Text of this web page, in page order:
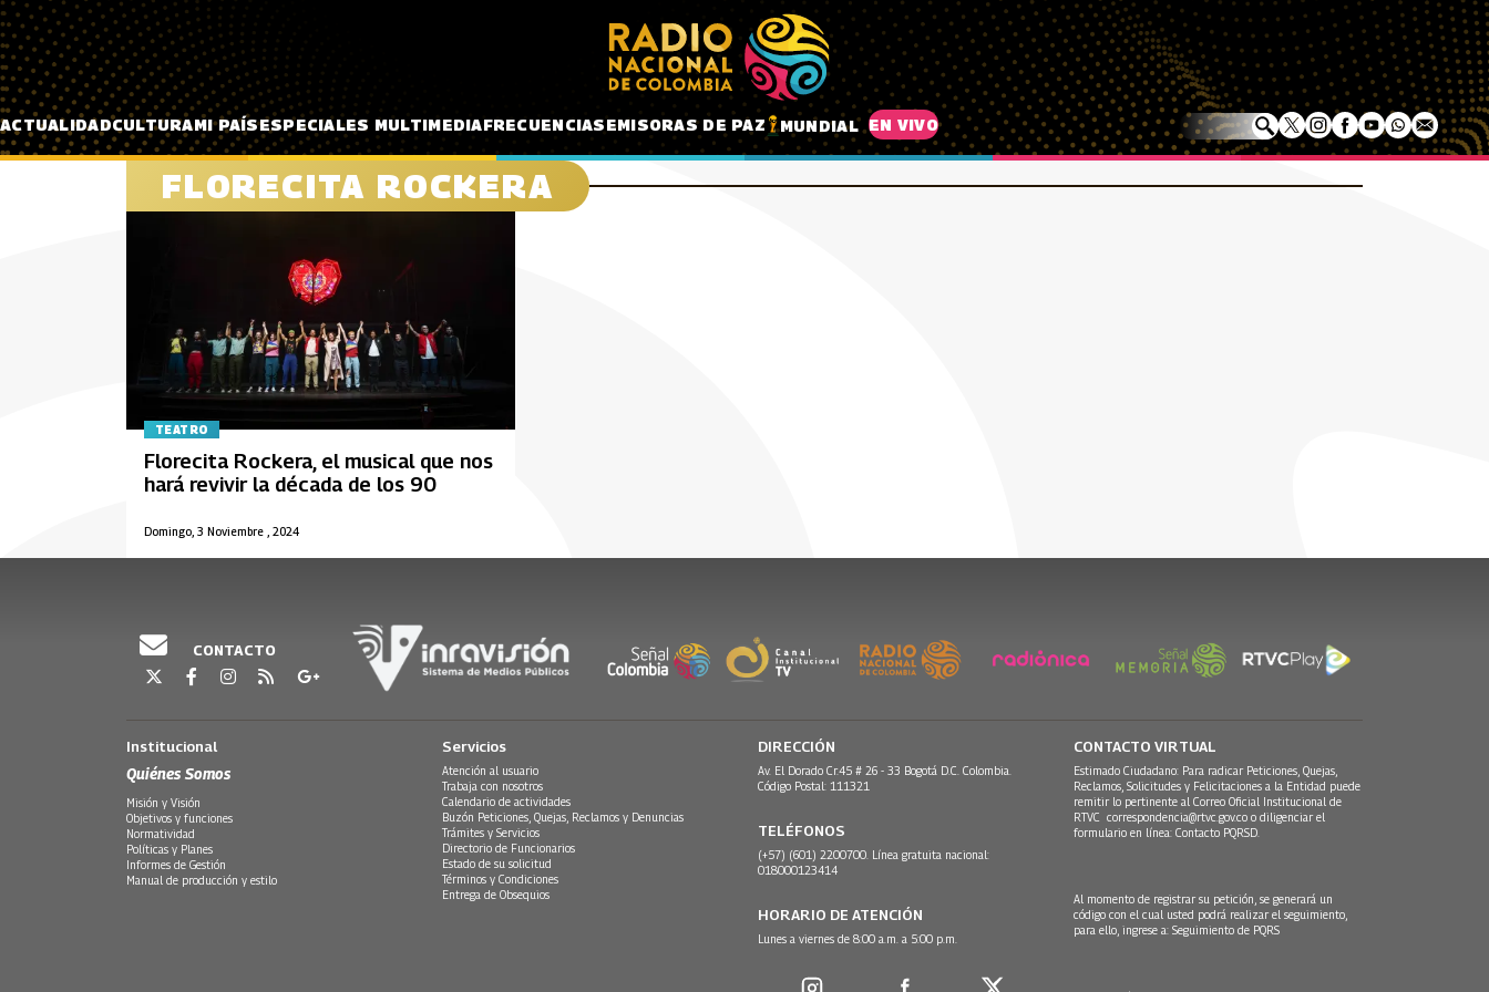
Pasar al contenido principal
ACTUALIDADCULTURAMI PAÍSESPECIALES MULTIMEDIAFRECUENCIASEMISORAS DE PAZ MUNDIAL EN VIVO
FLORECITA ROCKERA
TEATRO
Domingo, 3 Noviembre , 2024
Florecita Rockera, el musical que nos
hará revivir la década de los 90
CONTACTO
Institucional
Quiénes Somos
Misión y Visión
Objetivos y funciones
Normatividad
Políticas y Planes
Informes de Gestión
Manual de producción y estilo
Servicios
Atención al usuario
Trabaja con nosotros
Calendario de actividades
Buzón Peticiones, Quejas, Reclamos y Denuncias
Trámites y Servicios
Directorio de Funcionarios
Estado de su solicitud
Términos y Condiciones
Entrega de Obsequios
DIRECCIÓN
Av. El Dorado Cr.45 # 26 - 33 Bogotá D.C. Colombia.
Código Postal: 111321
TELÉFONOS
(+57) (601) 2200700. Línea gratuita nacional:
018000123414
HORARIO DE ATENCIÓN
Lunes a viernes de 8:00 a.m. a 5:00 p.m.
CONTACTO VIRTUAL
Estimado Ciudadano: Para radicar Peticiones, Quejas,
Reclamos, Solicitudes y Felicitaciones a la Entidad puede
remitir lo pertinente al Correo Oficial Institucional de
RTVC correspondencia@rtvc.gov.co o diligenciar el
formulario en línea: Contacto PQRSD.
Al momento de registrar su petición, se generará un
código con el cual usted podrá realizar el seguimiento,
para ello, ingrese a: Seguimiento de PQRS